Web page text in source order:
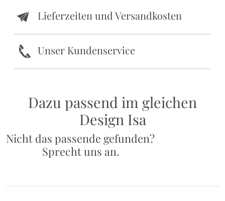
e Lieferzeiten und Versandkosten
k Unser Kundenservice
Dazu passend im gleichen
Design Isa
Nicht das passende gefunden?
Sprecht uns an.